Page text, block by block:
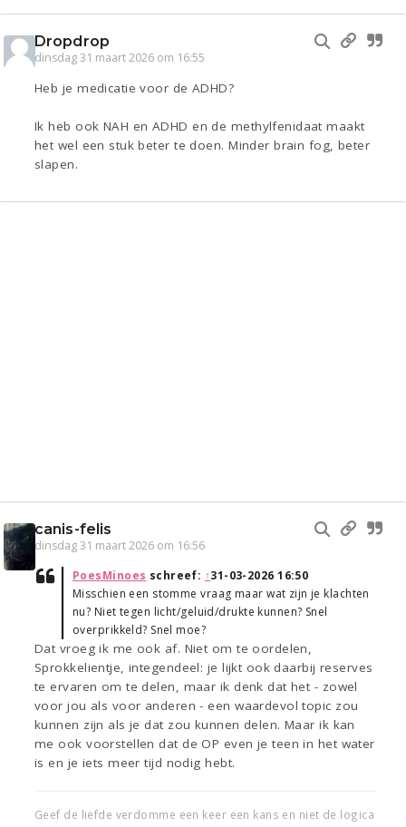
Dropdrop
dinsdag 31 maart 2026 om 16:55
Heb je medicatie voor de ADHD?
Ik heb ook NAH en ADHD en de methylfenidaat maakt
het wel een stuk beter te doen. Minder brain fog, beter
slapen.
canis-felis
dinsdag 31 maart 2026 om 16:56
PoesMinoes schreef: ↑31-03-2026 16:50
Misschien een stomme vraag maar wat zijn je klachten
nu? Niet tegen licht/geluid/drukte kunnen? Snel
overprikkeld? Snel moe?
Dat vroeg ik me ook af. Niet om te oordelen,
Sprokkelientje, integendeel: je lijkt ook daarbij reserves
te ervaren om te delen, maar ik denk dat het - zowel
voor jou als voor anderen - een waardevol topic zou
kunnen zijn als je dat zou kunnen delen. Maar ik kan
me ook voorstellen dat de OP even je teen in het water
is en je iets meer tijd nodig hebt.
Geef de liefde verdomme een keer een kans en niet de logica